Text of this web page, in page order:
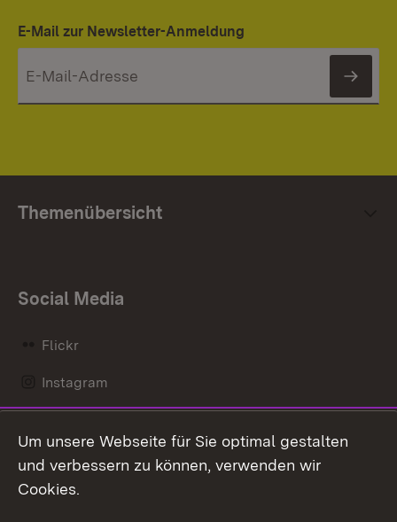
E-Mail zur Newsletter-Anmeldung
Themenübersicht
Social Media
Flickr
Instagram
Mastodon
Messenger
Um unsere Webseite für Sie optimal gestalten
und verbessern zu können, verwenden wir
Cookies.